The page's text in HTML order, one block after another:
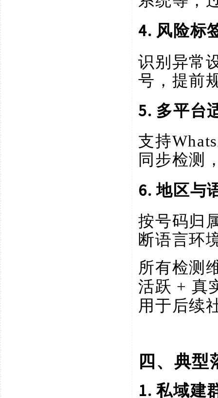
4. 风险标
识别异常
号，提前
5. 多平台
支持
同步检测
6. 地区与
按号码归
断语言环
所有检测
活跃 + 真
用于后续
四、典型
1. 私域建